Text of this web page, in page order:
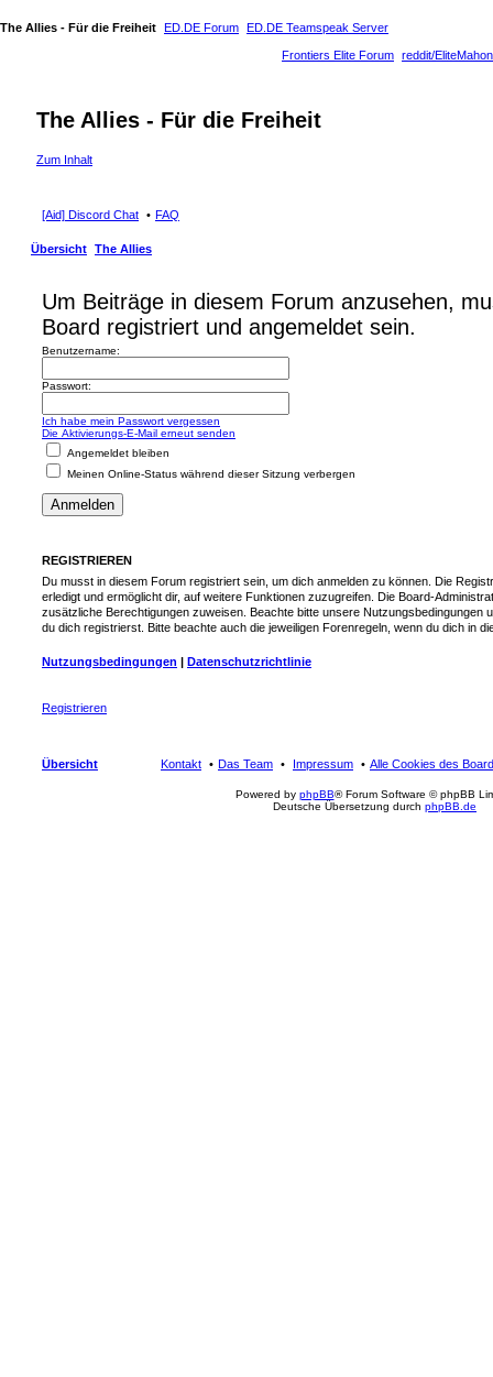
The Allies - Für die Freiheit ED.DE Forum ED.DE Teamspeak Server
reddit/EliteMahon
Frontiers Elite Forum
The Allies - Für die Freiheit
Zum Inhalt
[Aid] Discord Chat FAQ
Übersicht The Allies
Um Beiträge in diesem Forum anzusehen,
Board registriert und angemeldet sein.
Benutzername:
Passwort:
Ich habe mein Passwort vergessen
Die Aktivierungs-E-Mail erneut senden
Angemeldet bleiben
Meinen Online-Status während dieser Sitzung verbergen
REGISTRIEREN
Du musst in diesem Forum registriert sein, um dich anmelden zu können. Die
erledigt und ermöglicht dir, auf weitere Funktionen zuzugreifen. Die Board-
zusätzliche Berechtigungen zuweisen. Beachte bitte unsere Nutzungsbedingungen
du dich registrierst. Bitte beachte auch die jeweiligen Forenregeln, wenn du dich in
Nutzungsbedingungen | Datenschutzrichtlinie
Registrieren
Übersicht Alle Cookies des
Impressum
Das Team
Kontakt
Powered by phpBB® Forum Software © phpBB
Deutsche Übersetzung durch phpBB.de